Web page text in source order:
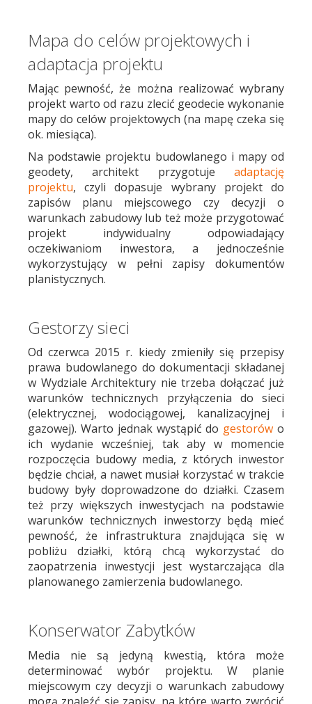
Mapa do celów projektowych i
adaptacja projektu
Mając pewność, że można realizować wybrany
projekt warto od razu zlecić geodecie wykonanie
mapy do celów projektowych (na mapę czeka się
ok. miesiąca).
Na podstawie projektu budowlanego i mapy od
geodety, architekt przygotuje adaptację
projektu, czyli dopasuje wybrany projekt do
zapisów planu miejscowego czy decyzji o
warunkach zabudowy lub też może przygotować
projekt indywidualny odpowiadający
oczekiwaniom inwestora, a jednocześnie
wykorzystujący w pełni zapisy dokumentów
planistycznych.
Gestorzy sieci
Od czerwca 2015 r. kiedy zmieniły się przepisy
prawa budowlanego do dokumentacji składanej
w Wydziale Architektury nie trzeba dołączać już
warunków technicznych przyłączenia do sieci
(elektrycznej, wodociągowej, kanalizacyjnej i
gazowej). Warto jednak wystąpić do gestorów o
ich wydanie wcześniej, tak aby w momencie
rozpoczęcia budowy media, z których inwestor
będzie chciał, a nawet musiał korzystać w trakcie
budowy były doprowadzone do działki. Czasem
też przy większych inwestycjach na podstawie
warunków technicznych inwestorzy będą mieć
pewność, że infrastruktura znajdująca się w
pobliżu działki, którą chcą wykorzystać do
zaopatrzenia inwestycji jest wystarczająca dla
planowanego zamierzenia budowlanego.
Konserwator Zabytków
Media nie są jedyną kwestią, która może
determinować wybór projektu. W planie
miejscowym czy decyzji o warunkach zabudowy